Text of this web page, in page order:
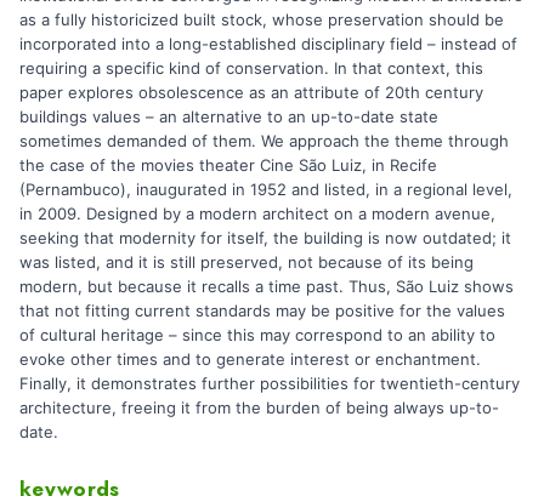
as a fully historicized built stock, whose preservation should be
incorporated into a long-established disciplinary field – instead of
requiring a specific kind of conservation. In that context, this
paper explores obsolescence as an attribute of 20th century
buildings values – an alternative to an up-to-date state
sometimes demanded of them. We approach the theme through
the case of the movies theater Cine São Luiz, in Recife
(Pernambuco), inaugurated in 1952 and listed, in a regional level,
in 2009. Designed by a modern architect on a modern avenue,
seeking that modernity for itself, the building is now outdated; it
was listed, and it is still preserved, not because of its being
modern, but because it recalls a time past. Thus, São Luiz shows
that not fitting current standards may be positive for the values
of cultural heritage – since this may correspond to an ability to
evoke other times and to generate interest or enchantment.
Finally, it demonstrates further possibilities for twentieth-century
architecture, freeing it from the burden of being always up-to-
date.
keywords